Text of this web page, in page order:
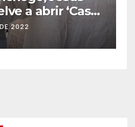
a abrir ‘Casas
restaurante
2022